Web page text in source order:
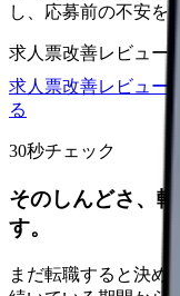
し、応募前の不安を
求人票改善レビュー
求人票改善レビュー
る
30秒チェック
そのしんどさ、
す。
まだ転職すると決め